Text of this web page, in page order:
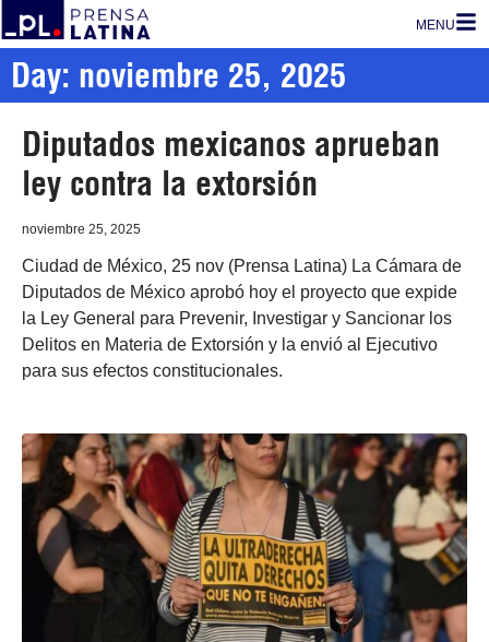
MENU
Day: noviembre 25, 2025
Diputados mexicanos aprueban
ley contra la extorsión
noviembre 25, 2025
Ciudad de México, 25 nov (Prensa Latina) La Cámara de
Diputados de México aprobó hoy el proyecto que expide
la Ley General para Prevenir, Investigar y Sancionar los
Delitos en Materia de Extorsión y la envió al Ejecutivo
para sus efectos constitucionales.